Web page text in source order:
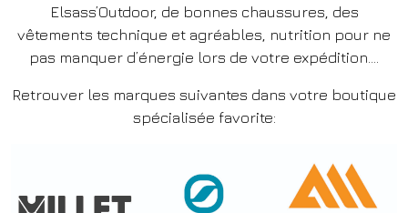
Elsass’Outdoor, de bonnes chaussures, des
vêtements technique et agréables, nutrition pour ne
pas manquer d’énergie lors de votre expédition….
Retrouver les marques suivantes dans votre boutique
spécialisée favorite: